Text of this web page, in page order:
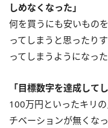
しめなくなった」
何を買うにも安いもの
ってしまうと思ったり
ってしまうようになった
「目標数字を達成して
100万円といったキリ
チベーションが無くなっ